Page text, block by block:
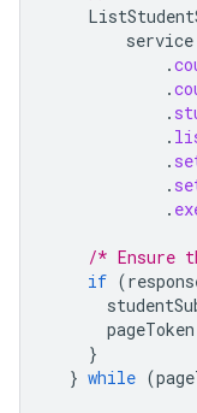
service
.
.
.
.
.
.
.
/* Ensure
if (
pageToken
}
} while (